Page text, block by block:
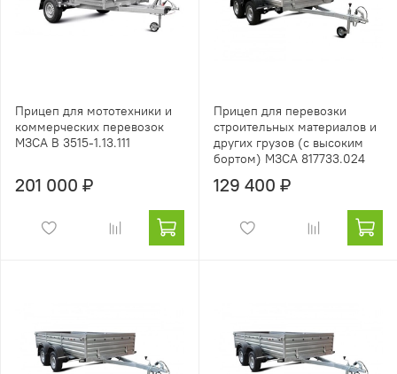
Прицеп для мототехники и
коммерческих перевозок
МЗСА B 3515-1.13.111
201 000 ₽
Прицеп для перевозки
строительных материалов и
других грузов (с высоким
бортом) МЗСА 817733.024
129 400 ₽